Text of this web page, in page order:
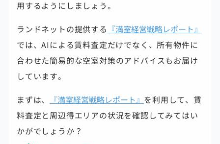
用するようにしましょう。
ランドネットの提供する 『満室経営戦略レポート』
では、AIによる賃料査定だけでなく、所有物件に
合わせた簡易的な空室対策のアドバイスもお届け
しています。
まずは、
『満室経営戦略レポート』 を利用して、賃
料査定と周辺得エリアの状況を確認してみてはい
かがでしょうか？